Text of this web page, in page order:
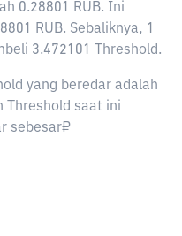
0.28801 RUB. Ini
RUB. Sebaliknya, 1
3.472101 Threshold.
yang beredar adalah
Threshold saat ini
sebesar₽